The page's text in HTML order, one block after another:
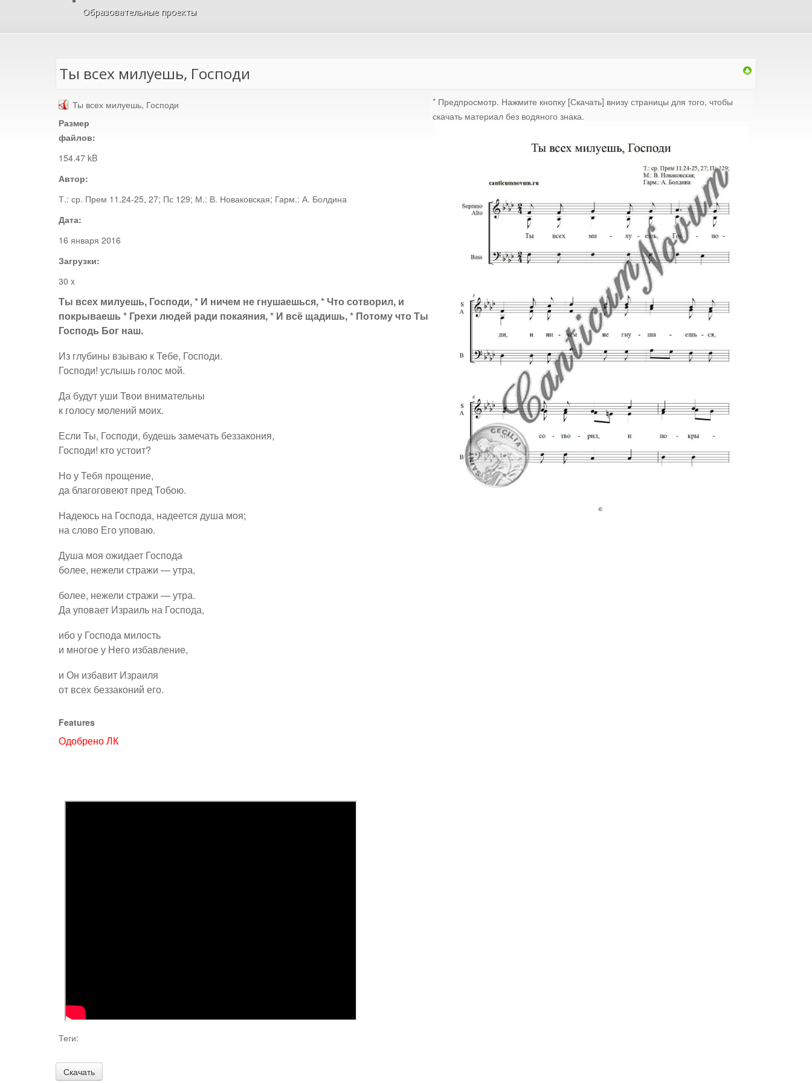
Образовательные проекты
Ты всех милуешь, Господи
* Предпросмотр. Нажмите кнопку [Скачать] внизу страницы для того, чтобы
скачать материал без водяного знака.
Ты всех милуешь, Господи
Размер
файлов:
154.47 kB
Автор:
Т.: ср. Прем 11.24-25, 27; Пс 129; М.: В. Новаковская; Гарм.: А. Болдина
Дата:
16 января 2016
Загрузки:
30 x
Ты всех милуешь, Господи, * И ничем не гнушаешься, * Что сотворил, и
покрываешь * Грехи людей ради покаяния, * И всё щадишь, * Потому что Ты
Господь Бог наш.
Из глубины взываю к Тебе, Господи.
Господи! услышь голос мой.
Да будут уши Твои внимательны
к голосу молений моих.
Если Ты, Господи, будешь замечать беззакония,
Господи! кто устоит?
Но у Тебя прощение,
да благоговеют пред Тобою.
Надеюсь на Господа, надеется душа моя;
на слово Его уповаю.
Душа моя ожидает Господа
более, нежели стражи — утра,
более, нежели стражи — утра.
Да уповает Израиль на Господа,
ибо у Господа милость
и многое у Него избавление,
и Он избавит Израиля
от всех беззаконий его.
Features
Одобрено ЛК
Теги: